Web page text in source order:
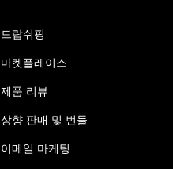
드랍쉬핑
마켓플레이스
제품 리뷰
상향 판매 및 번들
이메일 마케팅